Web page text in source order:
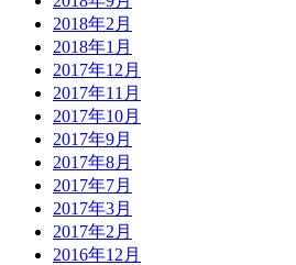
2018年2月
2018年1月
2017年12月
2017年11月
2017年10月
2017年9月
2017年8月
2017年7月
2017年3月
2017年2月
2016年12月